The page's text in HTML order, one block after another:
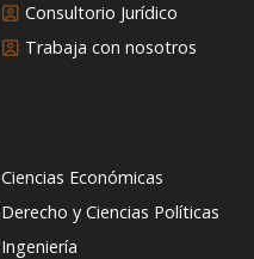
Consultorio Jurídico
Trabaja con nosotros
Ciencias Económicas
Derecho y Ciencias Políticas
Ingeniería